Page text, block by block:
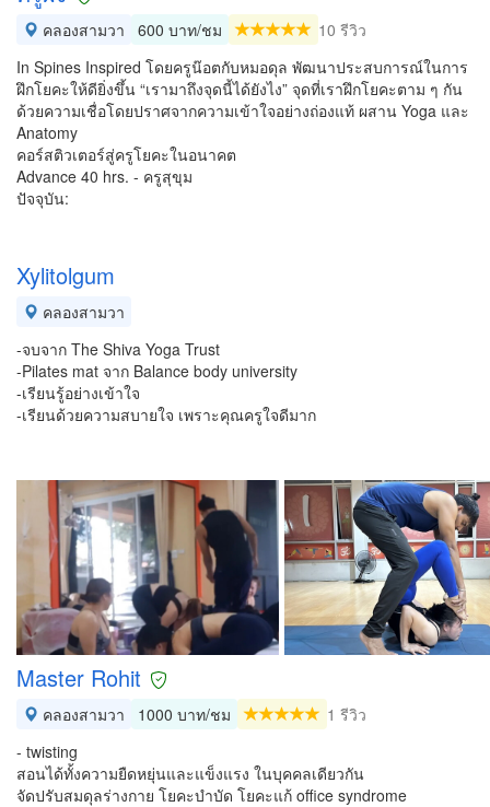
คลองสามวา 600 บาท/ชม
10 รีวิว
In Spines Inspired โดยครูน๊อตกับหมอดุล พัฒนาประสบการณ์ในการ
ฝึกโยคะให้ดียิ่งขึ้น “เรามาถึงจุดนี้ได้ยังไง” จุดที่เราฝึกโยคะตาม ๆ กัน
ด้วยความเชื่อโดยปราศจากความเข้าใจอย่างถ่องแท้ ผสาน Yoga และ
Anatomy
คอร์สติวเตอร์สู่ครูโยคะในอนาคต
Advance 40 hrs. - ครูสุขุม
ปัจจุบัน:
Xylitolgum
คลองสามวา
-จบจาก The Shiva Yoga Trust
-Pilates mat จาก Balance body university
-เรียนรู้อย่างเข้าใจ
-เรียนด้วยความสบายใจ เพราะคุณครูใจดีมาก
Master Rohit
คลองสามวา 1000 บาท/ชม
1 รีวิว
- twisting
สอนได้ทั้งความยืดหยุ่นและแข็งแรง ในบุคคลเดียวกัน
จัดปรับสมดุลร่างกาย โยคะบำบัด โยคะแก้ office syndrome